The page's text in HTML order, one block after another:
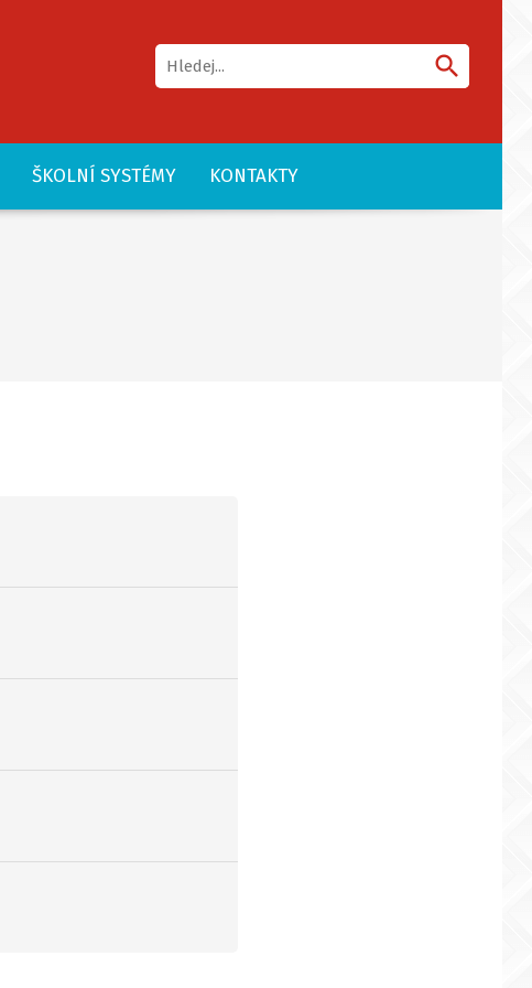
search
ŠKOLNÍ SYSTÉMY KONTAKTY